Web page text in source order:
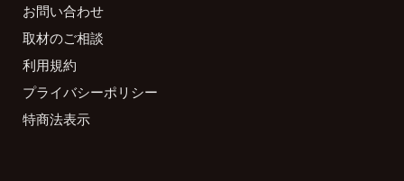
お問い合わせ
取材のご相談
利用規約
プライバシーポリシー
特商法表示